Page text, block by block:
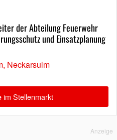
der Abteilung Feuerwehr
und Einsatzplanung
Neckarsulm
im Stellenmarkt
Anzeige